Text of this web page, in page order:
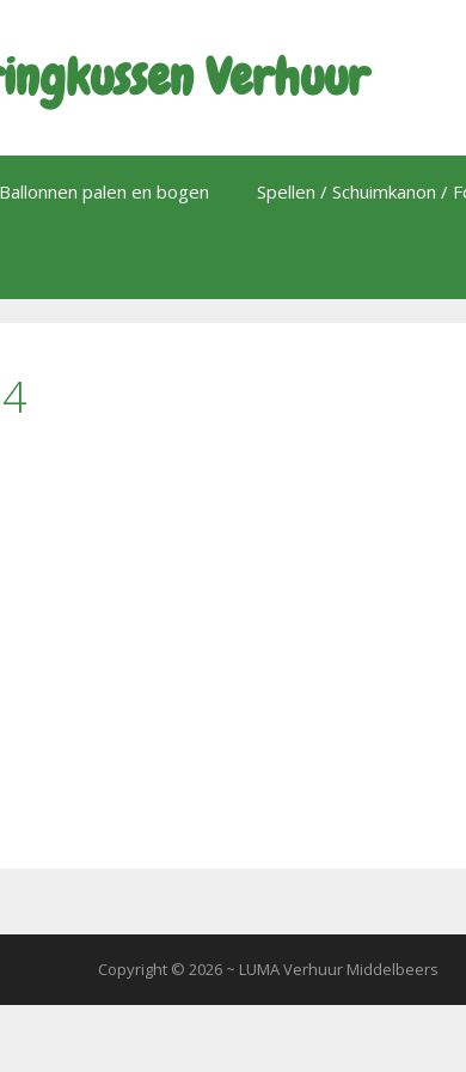
Verhuur
palen en bogen Spellen / Schuimkanon /
Copyright © 2026 ~ LUMA Verhuur Middelbeers